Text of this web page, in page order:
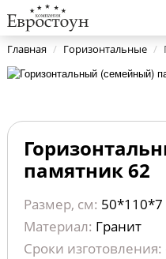
Главная / Горизонтальные /
памятник 62
Размер, см: 50*110*7
Материал: Гранит
Сроки изготовления: